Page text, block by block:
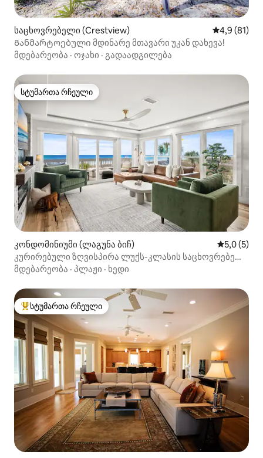
საცხოვრებელი (Crestview) საშუალო
4,9 (81)
Განმარტოებული მდინარე მთავარი უკან დახევა!
მდებარეობა · ოჯახი · გადაადგილება
სტუმართა რჩეული
სტუმართა რჩეული
კონდომინიუმი (ლაგუნა ბიჩ) საშუალო
5,0 (5)
კურირებული ზღვისპირა ლუქს-კლასის საცხოვრებელი
რამსგეიტ-ჰარბორში
მდებარეობა · პლაჟი · ხედი
სტუმართა რჩეული მოწინავე ვარიანტი
სტუმართა რჩეული